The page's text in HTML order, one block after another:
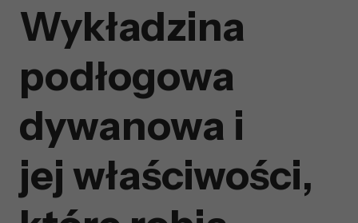
Wykładzina
podłogowa
dywanowa i
jej właściwości,